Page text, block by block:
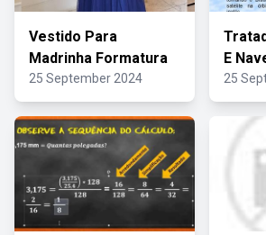
Vestido Para
Madrinha Formatura
25 September 2024
E
25